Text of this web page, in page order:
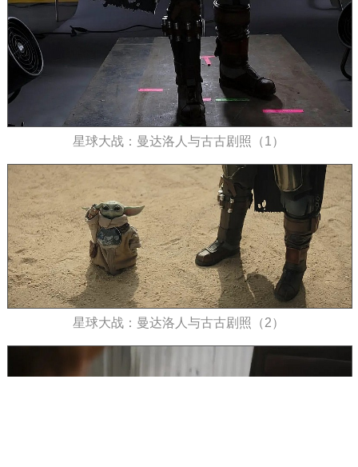
星球大战：曼达洛人与古古剧照（1）
星球大战：曼达洛人与古古剧照（2）